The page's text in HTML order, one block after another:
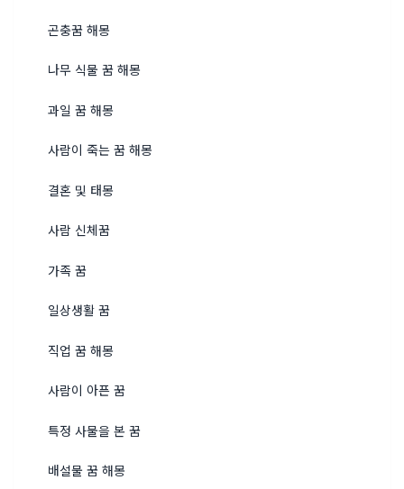
곤충꿈 해몽
나무 식물 꿈 해몽
과일 꿈 해몽
사람이 죽는 꿈 해몽
결혼 및 태몽
사람 신체꿈
가족 꿈
일상생활 꿈
직업 꿈 해몽
사람이 아픈 꿈
특정 사물을 본 꿈
배설물 꿈 해몽